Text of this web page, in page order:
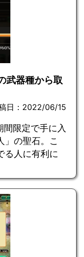
武器種から取
日：2022/06/15
限定で手に入
」の聖石。こ
る人に有利に